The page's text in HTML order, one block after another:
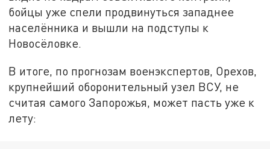
бойцы уже спели продвинуться западнее
населённика и вышли на подступы к
Новосёловке.
В итоге, по прогнозам военэкспертов, Орехов,
крупнейший оборонительный узел ВСУ, не
считая самого Запорожья, может пасть уже к
лету: